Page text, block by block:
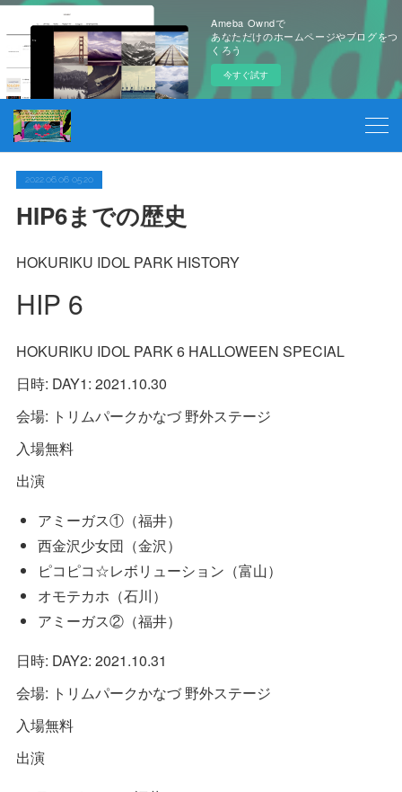
Ameba Owndで
あなただけのホームページやブログをつ
くろう
今すぐ試す
2022.06.06 05:20
HIP6までの歴史
HOKURIKU IDOL PARK HISTORY
HIP 6
HOKURIKU IDOL PARK 6 HALLOWEEN SPECIAL
日時: DAY1: 2021.10.30
会場: トリムパークかなづ 野外ステージ
入場無料
出演
アミーガス①（福井）
西金沢少女団（金沢）
ピコピコ☆レボリューション（富山）
オモテカホ（石川）
アミーガス②（福井）
日時: DAY2: 2021.10.31
会場: トリムパークかなづ 野外ステージ
入場無料
出演